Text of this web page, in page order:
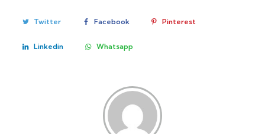
Twitter Facebook Pinterest
Linkedin Whatsapp